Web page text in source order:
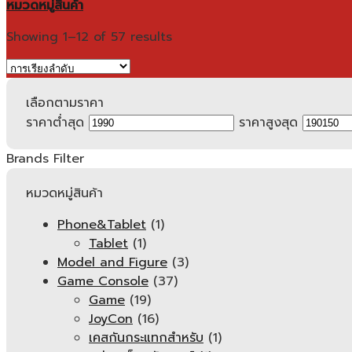
หมวดหมู่สินค้า
Showing 1–12 of 57 results
เลือกตามราคา
ราคาต่ำสุด
ราคาสูงสุด
Brands Filter
หมวดหมู่สินค้า
Phone&Tablet (1)
Tablet (1)
Model and Figure (3)
Game Console (37)
Game (19)
JoyCon (16)
เคสกันกระแทกสำหรับ (1)